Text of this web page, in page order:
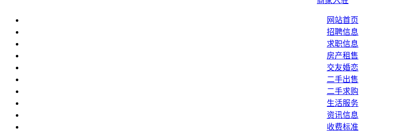
网站首页
招聘信息
求职信息
房产租售
交友婚恋
二手出售
二手求购
生活服务
资讯信息
收费标准